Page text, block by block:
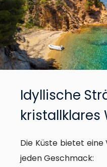
Idyllische
kristallklares
Die Küste bietet
jeden Geschmack: